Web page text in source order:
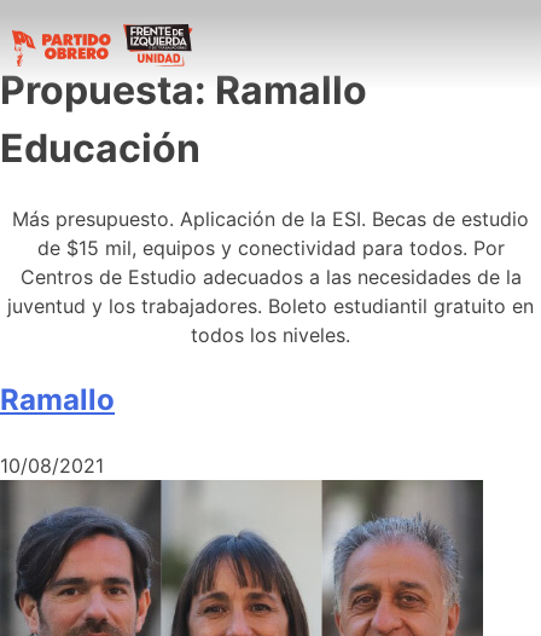
Propuesta: Ramallo
Educación
Más presupuesto. Aplicación de la ESI. Becas de estudio
de $15 mil, equipos y conectividad para todos. Por
Centros de Estudio adecuados a las necesidades de la
juventud y los trabajadores. Boleto estudiantil gratuito en
todos los niveles.
Ramallo
10/08/2021